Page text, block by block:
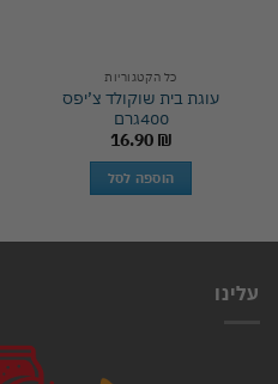
כל הקטגוריות
עוגת בית שוקולד צ’יפס
400גרם
16.90 ₪
הוספה לסל
עלינו